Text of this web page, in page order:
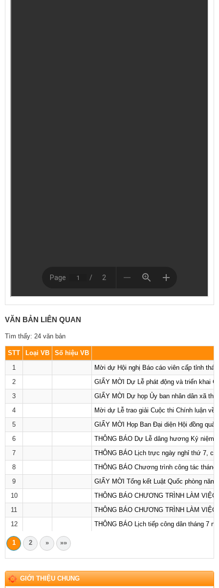
VĂN BẢN LIÊN QUAN
Tìm thấy: 24 văn bản
STT Loại VB
Số hiệu VB
1
Mời dự Hội nghị Báo cáo viên cấp tỉnh thá
2
GIẤY MỜI Dự Lễ phát động và triển khai
3
GIẤY MỜI Dự họp Ủy ban nhân dân xã
4
Mời dự Lễ trao giải Cuộc thi Chính luận
5
GIẤY MỜI Họp Ban Đại diện Hội đồng
6
THÔNG BÁO Dự Lễ dâng hương Kỷ niệm
7
THÔNG BÁO Lịch trực ngày nghỉ thứ 7,
8
THÔNG BÁO Chương trình công tác
9
GIẤY MỜI Tổng kết Luật Quốc phòng
10
THÔNG BÁO CHƯƠNG TRÌNH LÀM
11
THÔNG BÁO CHƯƠNG TRÌNH LÀM
12
THÔNG BÁO Lịch tiếp công dân tháng 7
1 2 » »»
GIỚI THIỆU CHUNG